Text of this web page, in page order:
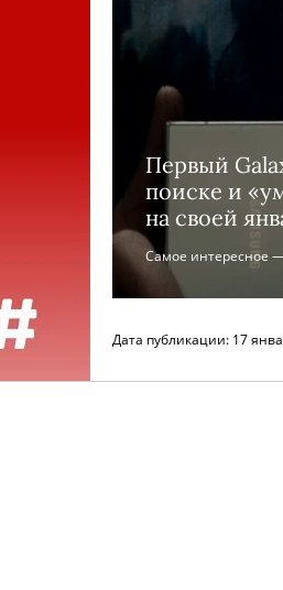
Первый
поиске и
на своей
Самое интересное
Дата публикации: 17